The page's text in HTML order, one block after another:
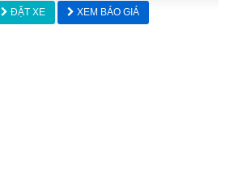
ĐẶT XE XEM BÁO GIÁ